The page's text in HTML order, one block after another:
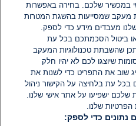
להגיב
במכשיר שלכם. בחירה באפשרות
מעקב שמסייעות בהשגת המטרות
מעבדים מידע כדי לספק.
ביטול הסכמתכם בכל עת
שהשבתת טכנולוגיות המעקב
שיוצגו לכם לא יהיו חלק
שוב את התפריט כדי לשנות את
עת בלחיצה על הקישור ניהול
ישפיעו על אתר אישי שלנו.
שלנו.
נתונים כדי לספק: